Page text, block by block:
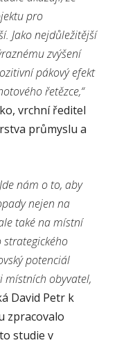
pro
Jako nejdůležitější
zvýšení
pákový efekt
řetězce,“
vrchní ředitel
průmyslu a
nám o to, aby
nejen na
také na místní
strategického
potenciál
místních obyvatel,
David Petr k
zpracovalo
studie v